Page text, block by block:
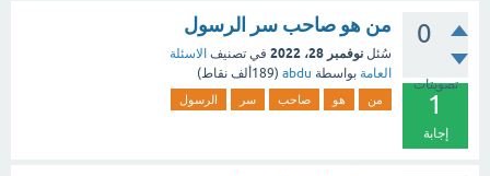
0
تصويتات
1
إجابة
من هو صاحب سر الرسول
سُئل نوفمبر 28، 2022 في تصنيف الاسئلة
العامة بواسطة abdu
(189ألف نقاط)
من هو صاحب سر الرسول